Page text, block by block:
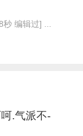
编辑过] ...
.气派不-